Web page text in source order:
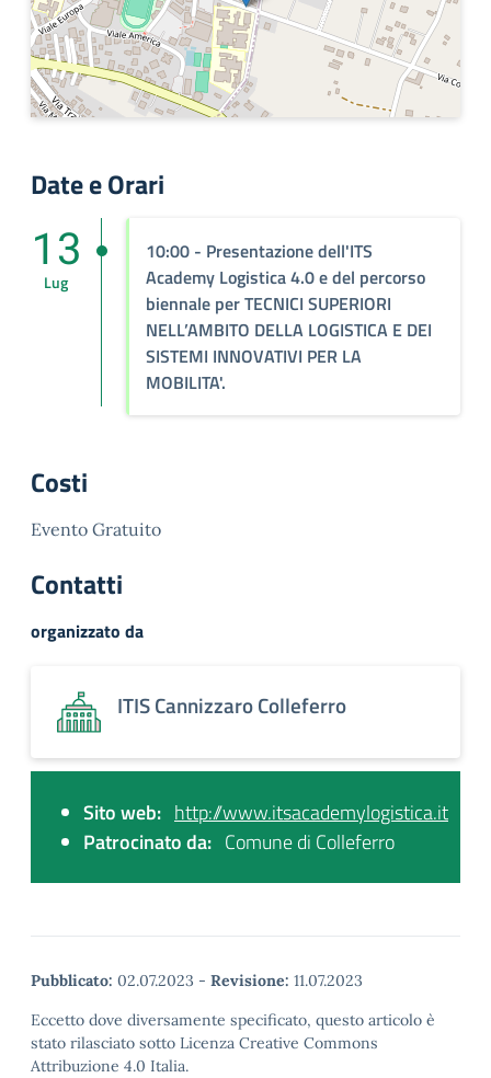
Date e Orari
13
Lug
10:00 - Presentazione dell'ITS
Academy Logistica 4.0 e del percorso
biennale per TECNICI SUPERIORI
NELL’AMBITO DELLA LOGISTICA E DEI
SISTEMI INNOVATIVI PER LA
MOBILITA'.
Costi
Evento Gratuito
Contatti
organizzato da
ITIS Cannizzaro Colleferro
Sito web: http://www.itsacademylogistica.it
Patrocinato da: Comune di Colleferro
Pubblicato: 02.07.2023 - Revisione: 11.07.2023
Eccetto dove diversamente specificato, questo articolo è
stato rilasciato sotto Licenza Creative Commons
Attribuzione 4.0 Italia.